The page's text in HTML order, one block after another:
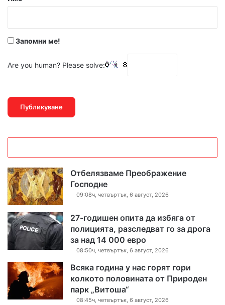
Запомни ме!
Are you human? Please solve:
Отбелязваме Преображение
Господне
09:08ч, четвъртък, 6 август, 2026
27-годишен опита да избяга от
полицията, разследват го за дрога
за над 14 000 евро
08:50ч, четвъртък, 6 август, 2026
Всяка година у нас горят гори
колкото половината от Природен
парк „Витоша“
08:45ч, четвъртък, 6 август, 2026